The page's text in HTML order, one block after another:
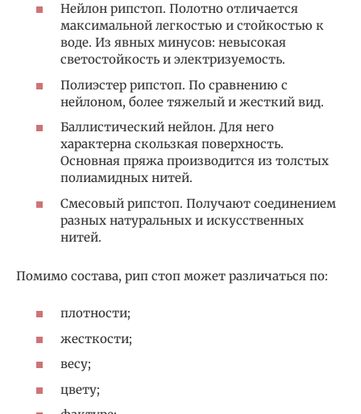
Нейлон рипстоп. Полотно отличается
максимальной легкостью и стойкостью к
воде. Из явных минусов: невысокая
светостойкость и электризуемость.
Полиэстер рипстоп. По сравнению с
нейлоном, более тяжелый и жесткий вид.
Баллистический нейлон. Для него
характерна скользкая поверхность.
Основная пряжа производится из толстых
полиамидных нитей.
Смесовый рипстоп. Получают соединением
разных натуральных и искусственных
нитей.
Помимо состава, рип стоп может различаться по:
плотности;
жесткости;
весу;
цвету;